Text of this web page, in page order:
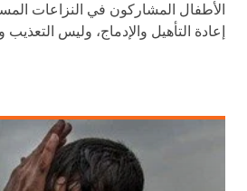
الأطفال المشاركون في النزاعات
إعادة التأهيل والإدماج، وليس